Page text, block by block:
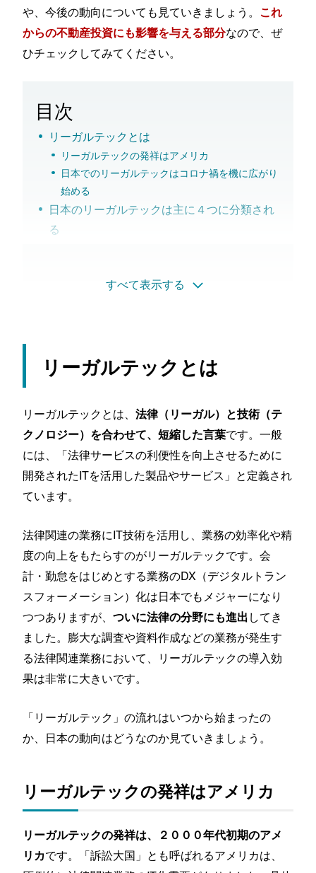
や、今後の動向についても見ていきましょう。 これ
からの不動産投資にも影響を与える部分なので、ぜ
ひチェックしてみてください。
目次
リーガルテックとは
リーガルテックの発祥はアメリカ
日本でのリーガルテックはコロナ禍を機に広がり
始める
日本のリーガルテックは主に４つに分類され
る
調査・分析
メリット②：契約書に関する業務が効率化できる
メリット③：情報をオンラインで一元管理できる
因究明ができる
リーガルテックは不動産業界にも影響
売買契約書のトラブル防止
２０２２年からスタートした「ネット不動産」の
電子契約に活用
まとめ
すべて表示する
リーガルテックとは
リーガルテックとは、法律（リーガル）と技術（テ
クノロジー）を合わせて、短縮した言葉です。一般
には、「法律サービスの利便性を向上させるために
開発されたITを活用した製品やサービス」と定義され
ています。
法律関連の業務にIT技術を活用し、業務の効率化や精
度の向上をもたらすのがリーガルテックです。会
計・勤怠をはじめとする業務のDX（デジタルトラン
スフォーメーション）化は日本でもメジャーになり
つつありますが、ついに法律の分野にも進出してき
ました。膨大な調査や資料作成などの業務が発生す
る法律関連業務において、リーガルテックの導入効
果は非常に大きいです。
「リーガルテック」の流れはいつから始まったの
か、日本の動向はどうなのか見ていきましょう。
リーガルテックの発祥はアメリカ
リーガルテックの発祥は、２０００年代初期のアメ
リカです。「訴訟大国」とも呼ばれるアメリカは、